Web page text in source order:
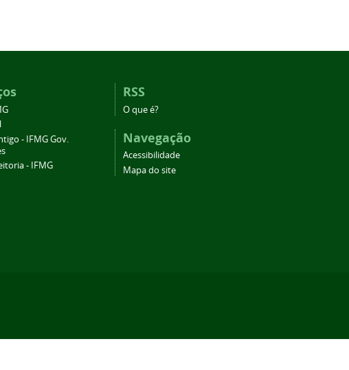
- IFMG Gov.
- IFMG
RSS
O que é?
Navegação
Acessibilidade
Mapa do site